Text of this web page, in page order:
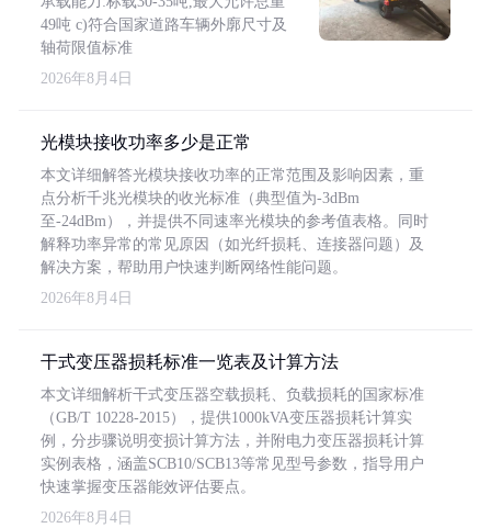
49吨 c)符合国家道路车辆外廓尺寸及
轴荷限值标准
2026年8月4日
光模块接收功率多少是正常
本文详细解答光模块接收功率的正常范围及影响因素，重
点分析千兆光模块的收光标准（典型值为-3dBm
至-24dBm），并提供不同速率光模块的参考值表格。同时
解释功率异常的常见原因（如光纤损耗、连接器问题）及
解决方案，帮助用户快速判断网络性能问题。
2026年8月4日
干式变压器损耗标准一览表及计算方法
本文详细解析干式变压器空载损耗、负载损耗的国家标准
（GB/T 10228-2015），提供1000kVA变压器损耗计算实
例，分步骤说明变损计算方法，并附电力变压器损耗计算
实例表格，涵盖SCB10/SCB13等常见型号参数，指导用户
快速掌握变压器能效评估要点。
2026年8月4日